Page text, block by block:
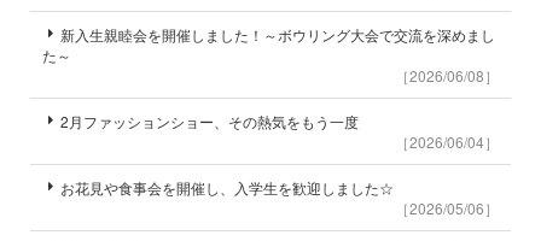
新入生親睦会を開催しました！～ボウリング大会で交流を深めまし
た～
［2026/06/08］
2月ファッションショー、その熱気をもう一度
［2026/06/04］
お花見や食事会を開催し、入学生を歓迎しました☆
［2026/05/06］